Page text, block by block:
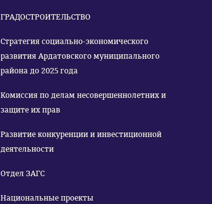
ГРАДОСТРОИТЕЛЬСТВО
Стратегия социально-экономического
развития Ардатовского муниципального
района до 2025 года
Комиссия по делам несовершеннолетних и
защите их прав
Развитие конкуренции и инвестиционной
деятельности
Отдел ЗАГС
Национальные проекты